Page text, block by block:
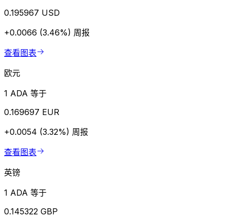
0.195967 USD
+0.0066 (3.46%) 周报
查看图表
欧元
1 ADA 等于
0.169697 EUR
+0.0054 (3.32%) 周报
查看图表
英镑
1 ADA 等于
0.145322 GBP